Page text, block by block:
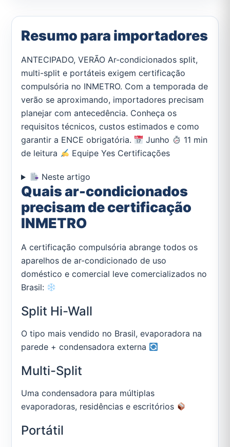
Resumo para importadores
ANTECIPADO, VERÃO Ar-condicionados split,
multi-split e portáteis exigem certificação
compulsória no INMETRO. Com a temporada de
verão se aproximando, importadores precisam
planejar com antecedência. Conheça os
requisitos técnicos, custos estimados e como
garantir a ENCE obrigatória.
Junho
11 min
de leitura
Equipe Yes Certificações
Neste artigo
Quais ar-condicionados
precisam de certificação
INMETRO
A certificação compulsória abrange todos os
aparelhos de ar-condicionado de uso
doméstico e comercial leve comercializados no
Brasil:
Split Hi-Wall
O tipo mais vendido no Brasil, evaporadora na
parede + condensadora externa
Multi-Split
Uma condensadora para múltiplas
evaporadoras, residências e escritórios
Portátil